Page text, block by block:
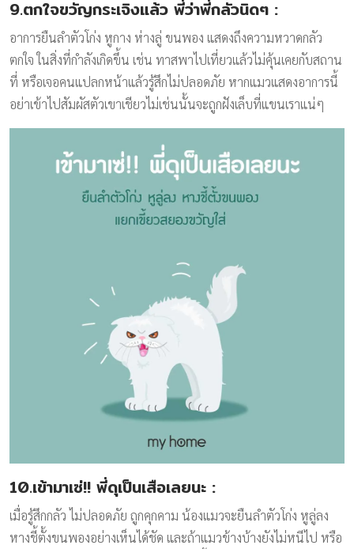
9.ตกใจขวัญกระเจิงแล้ว พี่ว่าพี่กลัวนิดๆ :
อาการยืนลำตัวโก่ง หูกาง ห่างลู่ ขนพอง แสดงถึงความหวาดกลัว
ตกใจ ในสิ่งที่กำลังเกิดขึ้น เช่น ทาสพาไปเที่ยวแล้วไม่คุ้นเคยกับสถาน
ที่ หรือเจอคนแปลกหน้าแล้วรู้สึกไม่ปลอดภัย หากแมวแสดงอาการนี้
อย่าเข้าไปสัมผัสตัวเขาเชียวไม่เช่นนั้นจะถูกฝังเล็บที่แขนเราแน่ๆ
10.เข้ามาเซ่!! พี่ดุเป็นเสือเลยนะ :
เมื่อรู้สึกกลัว ไม่ปลอดภัย ถูกคุกคาม น้องแมวจะยืนลำตัวโก่ง หูลู่ลง
หางชี้ตั้งขนพองอย่างเห็นได้ชัด และถ้าแมวข้างบ้างยังไม่หนีไป หรือ